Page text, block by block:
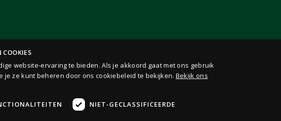
website-ervaring te bieden. Als je akkoord gaat met ons gebruik
je ze kunt beheren door ons cookiebeleid te bekijken. Bekijk ons
NIET-GECLASSIFICEERDE